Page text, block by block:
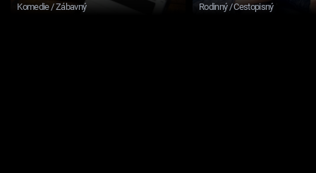
Komedie / Zábavný Rodinný / Cestopisný